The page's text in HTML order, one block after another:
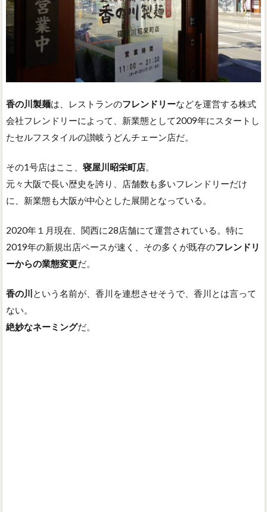
香の川製麺は、レストランのフレンドリーなどを運営する株式
会社フレンドリーによって、新業態として2009年にスタートし
たセルフスタイルの讃岐うどんチェーン店だ。
その1号店はここ、 寝屋川昭栄町店。
元々大阪で長い歴史を誇り、店舗数も多いフレンドリーだけ
に、新業態も大阪が中心とした展開となっている。
2020年１月現在、関西に28店舗にて運営されている。特に
2019年の新規出店ペースが速く、その多くが既存のフレンドリ
ーからの業態変更だ。
香の川 という名前が、香川を連想させそうで、香川とは言って
ない。
絶妙なネーミングだ。